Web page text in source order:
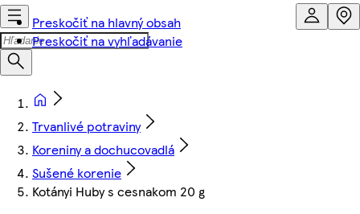
Preskočiť na hlavný obsah
Preskočiť na vyhľadávanie
Trvanlivé potraviny
Koreniny a dochucovadlá
Sušené korenie
Kotányi Huby s cesnakom 20 g